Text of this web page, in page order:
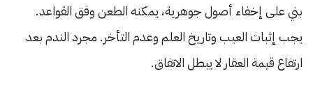
بني على إخفاء أصول جوهرية، يمكنه الطعن وفق القواعد.
يجب إثبات العيب وتاريخ العلم وعدم التأخر. مجرد الندم بعد
ارتفاع قيمة العقار لا يبطل الاتفاق.